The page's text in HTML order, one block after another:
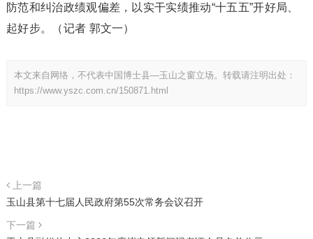
防范和纠治政绩观偏差，以实干实绩推动“十五五”开好局、
起好步。（记者 郭文一）
本文来自网络，不代表中国博士县—玉山之窗立场。转载请注明出处：
https://www.yszc.com.cn/150871.html
上一篇
玉山县第十七届人民政府第55次常务会议召开
下一篇